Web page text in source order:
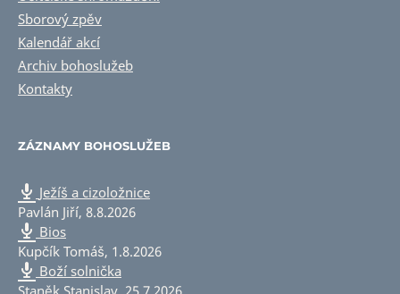
Sborový zpěv
Kalendář akcí
Archiv bohoslužeb
Kontakty
ZÁZNAMY BOHOSLUŽEB
Ježíš a cizoložnice
Pavlán Jiří, 8.8.2026
Bios
Kupčík Tomáš, 1.8.2026
Boží solnička
Staněk Stanislav 25.7.2026